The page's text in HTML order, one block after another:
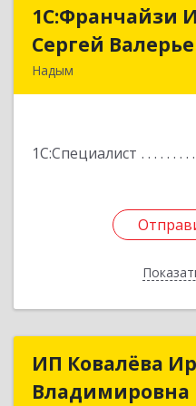
1С:Франчайзи
Сергей
Надым
1С:Специалист
ИП Ковалёва
Владимировна